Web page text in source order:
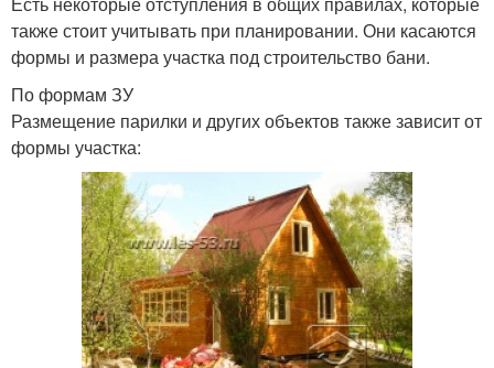
также стоит учитывать при планировании. Они касаются
формы и размера участка под строительство бани.
По формам ЗУ
Размещение парилки и других объектов также зависит от
формы участка: